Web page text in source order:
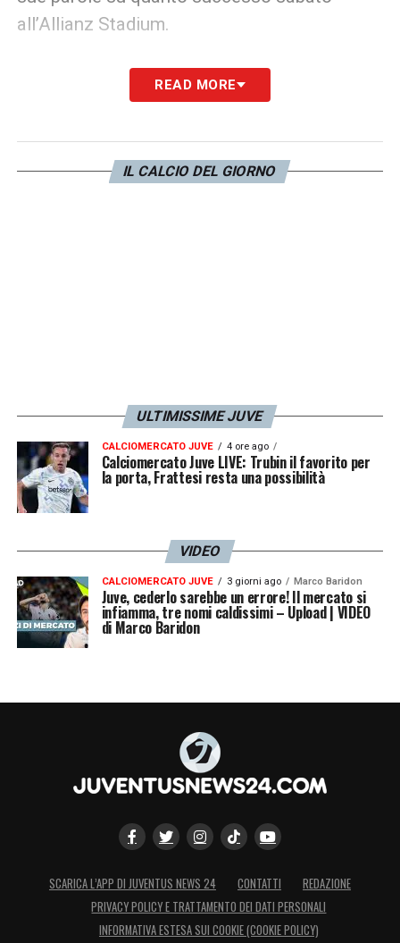
all’Allianz Stadium.
SILENZIO STAMPA–«La società ci ha
chiesto di non commentare la partita e ci
importante al mondo. Deve essere un onore
READ MORE
IL CALCIO DEL GIORNO
ULTIMISSIME JUVE
CALCIOMERCATO JUVE 4 ore ago
Calciomercato Juve LIVE: Trubin il favorito per
la porta, Frattesi resta una possibilità
VIDEO
CALCIOMERCATO JUVE 3 giorni ago Marco Baridon
Juve, cederlo sarebbe un errore! Il mercato si
infiamma, tre nomi caldissimi – Upload | VIDEO
di Marco Baridon
SCARICA L’APP DI JUVENTUS NEWS 24 CONTATTI
REDAZIONE
PRIVACY POLICY E TRATTAMENTO DEI DATI PERSONALI
INFORMATIVA ESTESA SUI COOKIE (COOKIE POLICY)